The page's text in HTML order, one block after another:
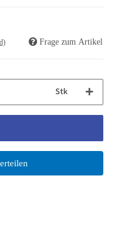
Frage zum Artikel
Stk